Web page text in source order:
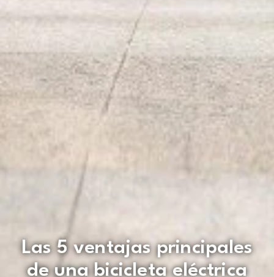
Las 5 ventajas principales
de una bicicleta eléctrica